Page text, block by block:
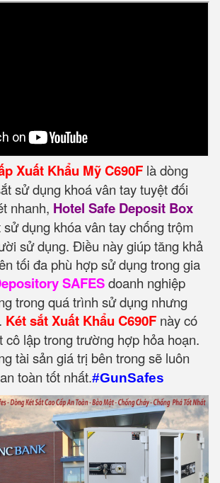
Xuất Khẩu Mỹ C690F là dòng
sử dụng khoá vân tay tuyệt đối
nhanh, Hotel Safe Deposit Box
sử dụng khóa vân tay chống trộm
sử dụng. Điều này giúp tăng khả
tối đa phù hợp sử dụng trong gia
SAFESdoanh nghiệp
trong quá trình sử dụng nhưng
Két sắt Xuất Khẩu C690F này có
cô lập trong trường hợp hỏa hoạn.
tài sản giá trị bên trong sẽ luôn
toàn tốt nhất.#GunSafes